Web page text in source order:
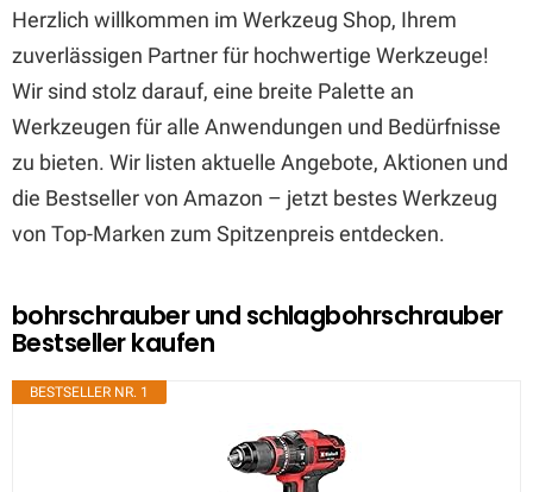
Herzlich willkommen im Werkzeug Shop, Ihrem
zuverlässigen Partner für hochwertige Werkzeuge!
Wir sind stolz darauf, eine breite Palette an
Werkzeugen für alle Anwendungen und Bedürfnisse
zu bieten. Wir listen aktuelle Angebote, Aktionen und
die Bestseller von Amazon – jetzt bestes Werkzeug
von Top-Marken zum Spitzenpreis entdecken.
bohrschrauber und schlagbohrschrauber
Bestseller kaufen
BESTSELLER NR. 1